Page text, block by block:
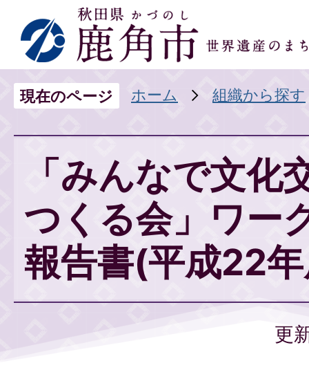
現在のページ ホーム 組織から探す
「みんなで文化
つくる会」ワー
報告書(平成22
更